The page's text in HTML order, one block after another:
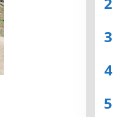
3
4
5